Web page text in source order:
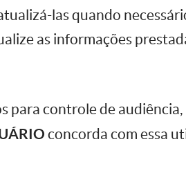
las quando
as informações
para controle de audiência,
concorda com essa